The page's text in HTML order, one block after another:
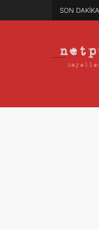
SON DAKİKA